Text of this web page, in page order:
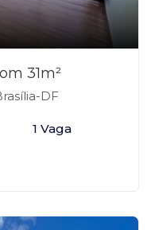
31m²
DF
1 Vaga